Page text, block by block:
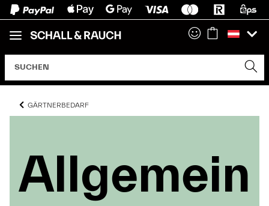
GÄRTNERBEDARF
Allgemein
Allgemein
Allgemein